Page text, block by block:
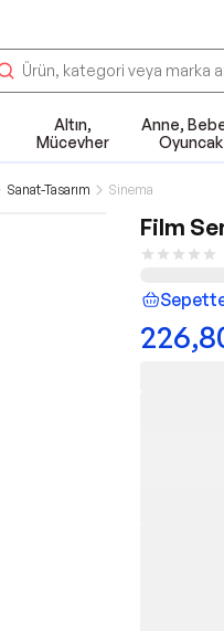
Altın,
Mücevher
Anne,
Oyuncak
Sanat-Tasarım Sinema
Film